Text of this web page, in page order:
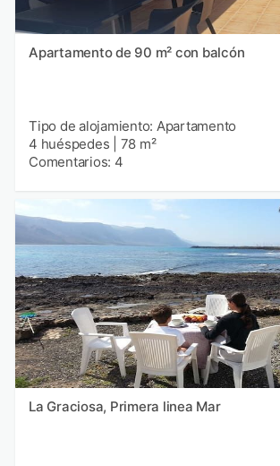
Apartamento de 90 m² con balcón
Tipo de alojamiento: Apartamento
4 huéspedes
78 m²
Comentarios: 4
La Graciosa, Primera linea Mar